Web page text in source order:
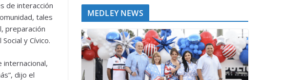
de interacción
tales
preparación
y Cívico.
internacional,
dijo el
MEDLEY NEWS